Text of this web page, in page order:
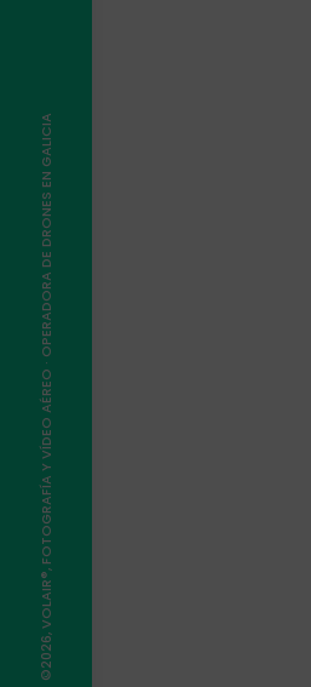
©2026, VOLAIR®, FOTOGRAFÍA Y VÍDEO AÉREO · OPERADORA DE DRONES EN GALICIA